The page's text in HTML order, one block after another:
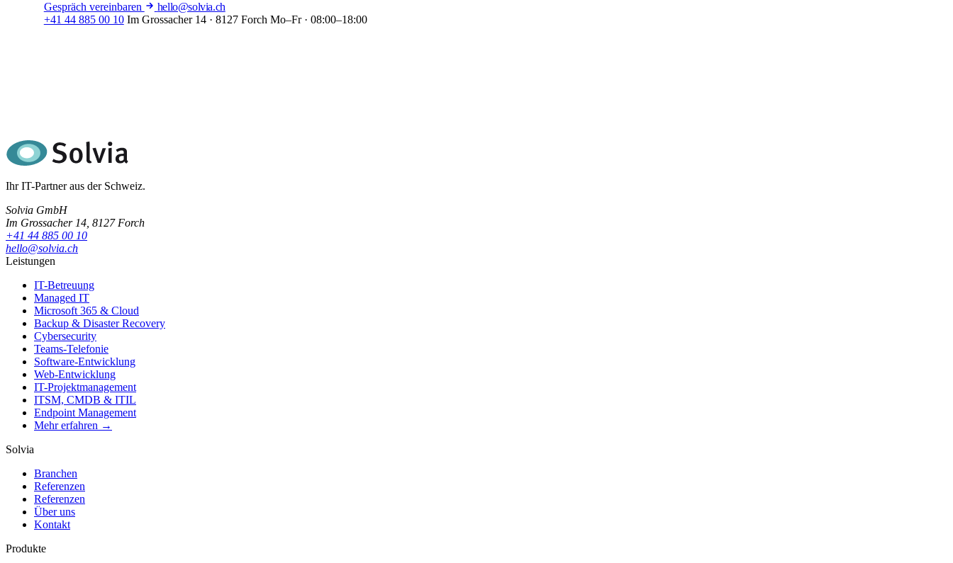
Gespräch vereinbaren
hello@solvia.ch
+41 44 885 00 10 Im Grossacher 14 · 8127 Forch Mo–Fr · 08:00–18:00
Ihr IT-Partner aus der Schweiz.
Solvia GmbH
Im Grossacher 14, 8127 Forch
+41 44 885 00 10
hello@solvia.ch
Leistungen
IT-Betreuung
Managed IT
Microsoft 365 & Cloud
Backup & Disaster Recovery
Cybersecurity
Teams-Telefonie
Software-Entwicklung
Web-Entwicklung
IT-Projektmanagement
ITSM, CMDB & ITIL
Endpoint Management
Mehr erfahren →
Solvia
Branchen
Referenzen
Referenzen
Über uns
Kontakt
Produkte